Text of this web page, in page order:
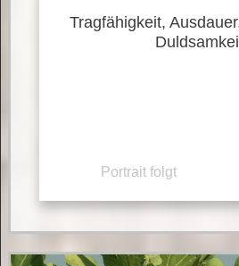
Tragfähigkeit,
Portrait folgt